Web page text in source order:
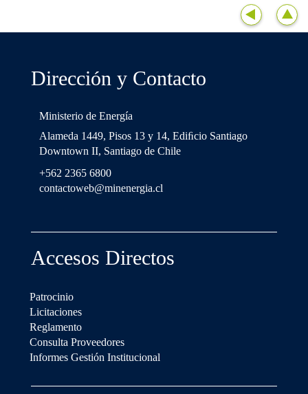
Dirección y Contacto
Ministerio de Energía
Alameda 1449, Pisos 13 y 14, Ediﬁcio Santiago
Downtown II, Santiago de Chile
+562 2365 6800
contactoweb@minenergia.cl
Accesos Directos
Patrocinio
Licitaciones
Reglamento
Consulta Proveedores
Informes Gestión Institucional